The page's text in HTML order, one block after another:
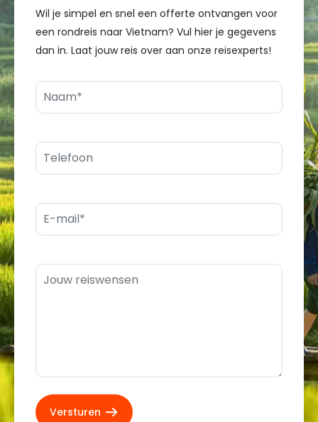
Wil je simpel en snel een offerte ontvangen voor
een rondreis naar Vietnam? Vul hier je gegevens
dan in. Laat jouw reis over aan onze reisexperts!